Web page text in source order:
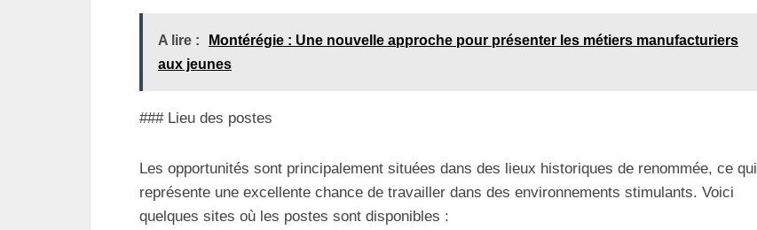
A lire :
Montérégie : Une nouvelle approche pour présenter les métiers manufacturiers
aux jeunes
### Lieu des postes
Les opportunités sont principalement situées dans des lieux historiques de renommée, ce qui
représente une excellente chance de travailler dans des environnements stimulants. Voici
quelques sites où les postes sont disponibles :